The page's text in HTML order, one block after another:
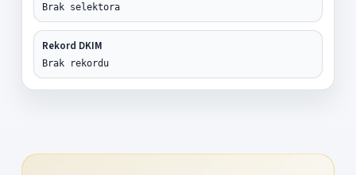
Brak selektora
Rekord DKIM
Brak rekordu